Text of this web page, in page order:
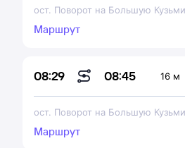
ост. Поворот на Большую
Маршрут
08:29 08:45 16 м
ост. Поворот на Большую
Маршрут